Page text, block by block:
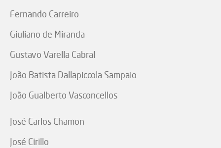
Fernando Carreiro
Giuliano de Miranda
Gustavo Varella Cabral
João Batista Dallapiccola Sampaio
João Gualberto Vasconcellos
José Carlos Chamon
José Cirillo